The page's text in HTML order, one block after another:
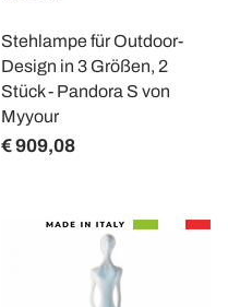
Stehlampe für Outdoor-
Design in 3 Größen, 2
Stück - Pandora S von
Myyour
€ 909,08